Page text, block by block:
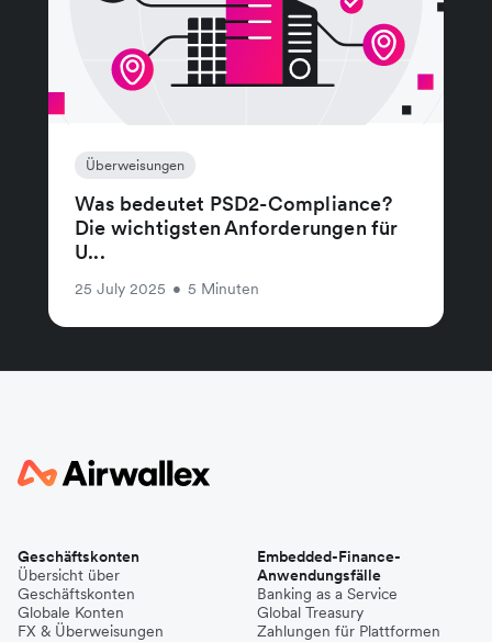
Überweisungen
Was bedeutet PSD2-Compliance?
Die wichtigsten Anforderungen für
U...
25 July 2025 • 5 Minuten
Geschäftskonten
Übersicht über
Geschäftskonten
Globale Konten
FX & Überweisungen
Embedded-Finance-
Anwendungsfälle
Banking as a Service
Global Treasury
Zahlungen für Plattformen